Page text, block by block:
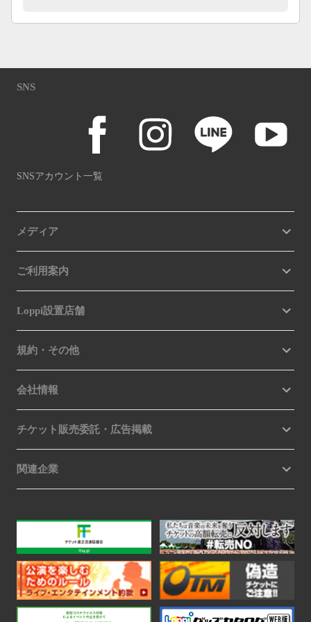
SNS
SNSアカウント一覧
メディア
ご利用案内
Loppi設置店舗
規約・その他
会社情報
チケット販売委託・広告掲載
関連企業